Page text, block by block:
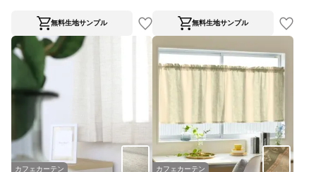
無料生地サンプル 無料生地サンプル
カフェカーテン カフェカーテン